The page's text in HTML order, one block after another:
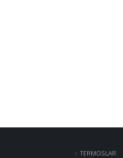
TERMOSLAR